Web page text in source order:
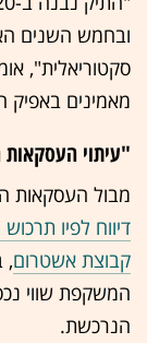
ובחמש השנים
סקטוריאלית",
מאמינים באפיק
"עיתוי
מבול העסקאות
קבוצת אשטרום
הנרכשת.